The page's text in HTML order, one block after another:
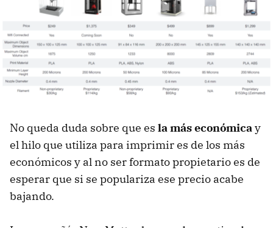
No queda duda sobre que es la más económicay
el hilo que utiliza para imprimir es de los más
económicos y al no ser formato propietario es de
esperar que si se populariza ese precio acabe
bajando.